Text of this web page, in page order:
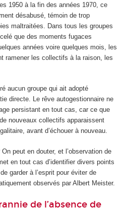
1950 à la fin des années 1970, ce
désabusé, témoin de trop
maltraitées. Dans tous les groupes
que des moments fugaces
années voire quelques mois, les
ramener les collectifs à la raison, les
aucun groupe qui ait adopté
directe. Le rêve autogestionnaire ne
persistant en tout cas, car ce que
nouveaux collectifs apparaissent
avant d’échouer à nouveau.
peut en douter, et l’observation de
en tout cas d’identifier divers points
garder à l’esprit pour éviter de
observés par Albert Meister.
de l’absence de